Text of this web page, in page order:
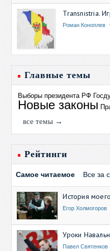
Transnistria.
Роман Коноплев
Главные темы
Выборы президента РФ
Новые законы
все темы →
Рейтинги
Самое читаемое Все за
История
Егор Холмогоров
Уроки
Павел Святенков